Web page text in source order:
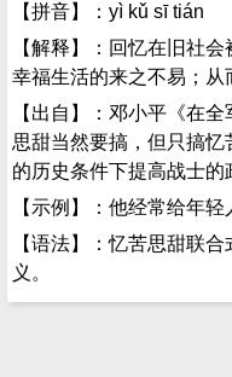
【拼音】：yì kǔ sī tián
【解释】：回忆在旧社
幸福生活的来之不易；从
【出自】：邓小平《在
思甜当然要搞，但只搞
的历史条件下提高战士的
【示例】：他经常给年
【语法】：忆苦思甜联
义。